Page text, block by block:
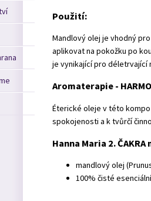
Použití:
Mandlový olej je vhodný
aplikovat na pokožku po
je vynikající pro déletrvající
Aromaterapie -
Éterické oleje v této
spokojenosti a k tvůrčí
Hanna Maria 2.
mandlový olej
100% čisté esenciální